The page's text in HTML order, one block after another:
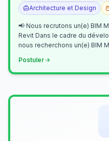
Architecture et Design
📢 Nous recrutons un(e) BIM
Revit Dans le cadre du développement de nos activités BIM,
nous recherchons un(e) BIM
Postuler